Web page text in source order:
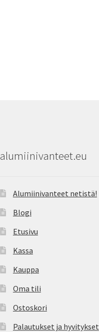
alumiinivanteet.eu
Alumiinivanteet netistä!
Blogi
Etusivu
Kassa
Kauppa
Oma tili
Ostoskori
Palautukset ja hyvitykset